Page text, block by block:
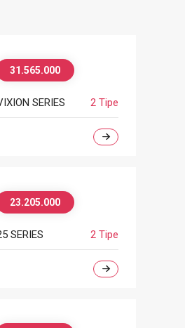
31.565.000
SERIES 2 Tipe
23.205.000
SERIES 2 Tipe